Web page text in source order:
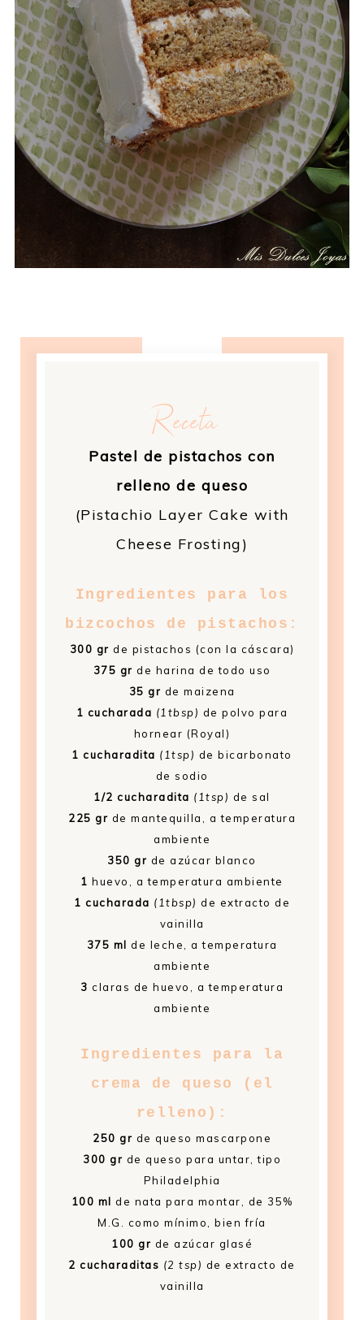
Receta
Pastel de pistachos con
relleno de queso
(Pistachio Layer Cake with
Cheese Frosting)
Ingredientes para los
bizcochos de pistachos:
300 gr de pistachos (con la cáscara)
375 gr de harina de todo uso
35 gr de maizena
1 cucharada (1tbsp) de polvo para
hornear (Royal)
1 cucharadita (1tsp) de bicarbonato
de sodio
1/2 cucharadita (1tsp) de sal
225 gr de mantequilla, a temperatura
ambiente
350 gr de azúcar blanco
1 huevo, a temperatura ambiente
1 cucharada (1tbsp) de extracto de
vainilla
375 ml de leche, a temperatura
ambiente
3 claras de huevo, a temperatura
ambiente
Ingredientes para la
crema de queso
(el
relleno) :
250 gr de queso mascarpone
300 gr de queso para untar, tipo
Philadelphia
100 ml de nata para montar, de 35%
M.G. como mínimo, bien fría
100 gr de azúcar glasé
2 cucharaditas (2 tsp) de extracto de
vainilla